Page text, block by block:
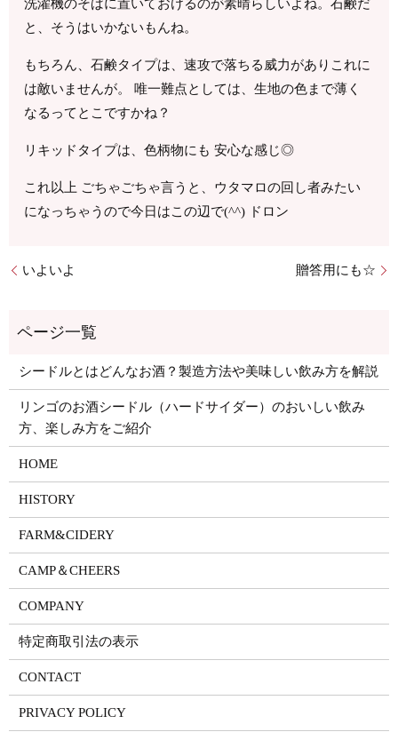
洗濯機のそばに置いておけるのが素晴らしいよね。石鹸だ
と、そうはいかないもんね。
もちろん、石鹸タイプは、速攻で落ちる威力がありこれに
は敵いませんが。 唯一難点としては、生地の色まで薄く
なるってとこですかね？
リキッドタイプは、色柄物にも 安心な感じ◎
これ以上 ごちゃごちゃ言うと、ウタマロの回し者みたい
になっちゃうので今日はこの辺で(^^) ドロン
いよいよ 贈答用にも☆
シードルとはどんなお酒？製造方法や美味しい飲み方を解説
リンゴのお酒シードル（ハードサイダー）のおいしい飲み
方、楽しみ方をご紹介
HOME
HISTORY
FARM&CIDERY
CAMP＆CHEERS
COMPANY
特定商取引法の表示
CONTACT
PRIVACY POLICY